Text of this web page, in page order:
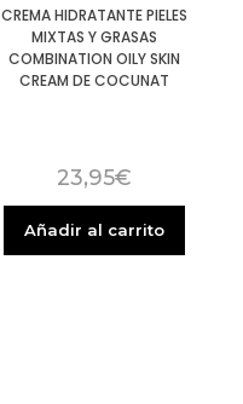
CREMA HIDRATANTE PIELES
MIXTAS Y GRASAS
COMBINATION OILY SKIN
CREAM DE COCUNAT
23,95€
Añadir al carrito